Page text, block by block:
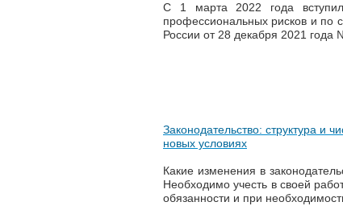
С 1 марта 2022 года
профессиональных рисков и по
России от 28 декабря 2021
Законодательство: структура и
новых условиях
Какие изменения в
Необходимо учесть в своей
обязанности и при